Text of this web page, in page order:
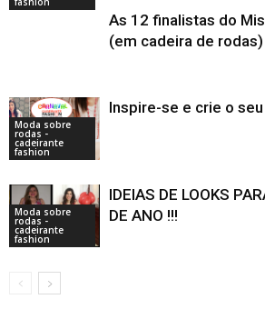
As 12 finalistas do
(em cadeira de rodas)
Moda sobre
rodas -
cadeirante
fashion
Inspire-se e crie o
Moda sobre
rodas -
cadeirante
fashion
IDEIAS DE LOOKS
DE ANO !!!